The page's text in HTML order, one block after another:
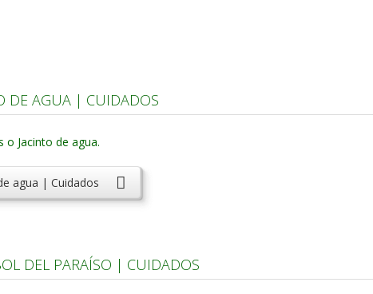
DE AGUA | CUIDADOS
agua | Cuidados
DEL PARAÍSO | CUIDADOS